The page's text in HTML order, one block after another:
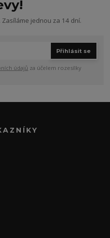
jednou za 14 dní.
Přihlásit se
údajů za účelem rozesílky